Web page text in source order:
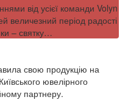
від усієї команди Volyn
величезний період радості
– святку…